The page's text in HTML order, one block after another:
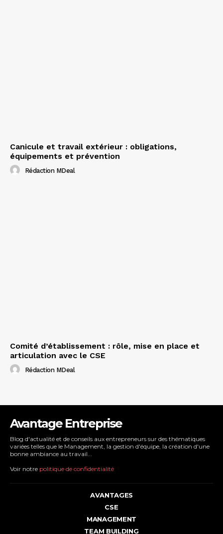
Canicule et travail extérieur : obligations,
équipements et prévention
Rédaction MDeal
Comité d’établissement : rôle, mise en place et
articulation avec le CSE
Rédaction MDeal
Avantage Entreprise
Blog d'actualité et de conseils aux entrepreneurs sur des thématiques
variées telles que le Management, la gestion d'équipe, la création d'une
bonne ambiance au travail...
Voir notre politique de confidentialité
AVANTAGES
CSE
MANAGEMENT
TEAM BUILDING